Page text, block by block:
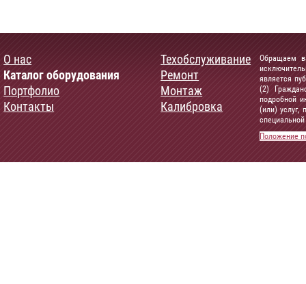
О нас
Каталог оборудования
Портфолио
Контакты
Техобслуживание
Ремонт
Монтаж
Калибровка
Обращаем
является
(2)
подробной
(или) услуг,
Положение